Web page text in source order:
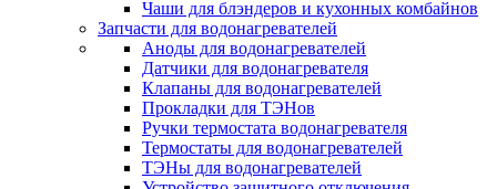
Чаши для блэндеров и кухонных комбайнов
Запчасти для водонагревателей
Аноды для водонагревателей
Датчики для водонагревателя
Клапаны для водонагревателей
Прокладки для ТЭНов
Ручки термостата водонагревателя
Термостаты для водонагревателей
ТЭНы для водонагревателей